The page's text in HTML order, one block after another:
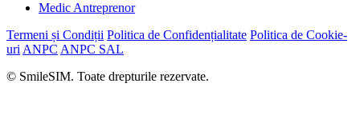
Medic Antreprenor
Termeni și Condiții Politica de Confidențialitate Politica de Cookie-
uri ANPC ANPC SAL
© SmileSIM. Toate drepturile rezervate.